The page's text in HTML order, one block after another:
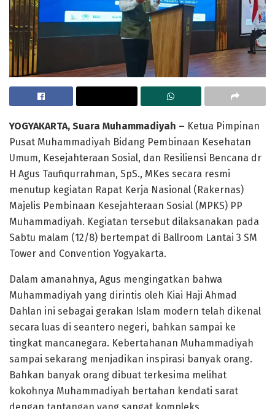
YOGYAKARTA, Suara Muhammadiyah – Ketua Pimpinan
Pusat Muhammadiyah Bidang Pembinaan Kesehatan
Umum, Kesejahteraan Sosial, dan Resiliensi Bencana dr
H Agus Taufiqurrahman, SpS., MKes secara resmi
menutup kegiatan Rapat Kerja Nasional (Rakernas)
Majelis Pembinaan Kesejahteraan Sosial (MPKS) PP
Muhammadiyah. Kegiatan tersebut dilaksanakan pada
Sabtu malam (12/8) bertempat di Ballroom Lantai 3 SM
Tower and Convention Yogyakarta.
Dalam amanahnya, Agus mengingatkan bahwa
Muhammadiyah yang dirintis oleh Kiai Haji Ahmad
Dahlan ini sebagai gerakan Islam modern telah dikenal
secara luas di seantero negeri, bahkan sampai ke
tingkat mancanegara. Kebertahanan Muhammadiyah
sampai sekarang menjadikan inspirasi banyak orang.
Bahkan banyak orang dibuat terkesima melihat
kokohnya Muhammadiyah bertahan kendati sarat
dengan tantangan yang sangat kompleks.